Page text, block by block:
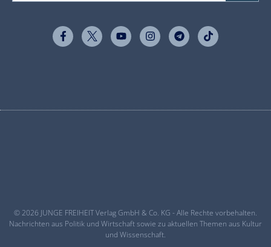
© 2026 JUNGE FREIHEIT Verlag GmbH & Co. KG - Alle Rechte vorbehalten.
Nachrichten aus Politik und Wirtschaft sowie zu aktuellen Themen aus Kultur
und Wissenschaft.